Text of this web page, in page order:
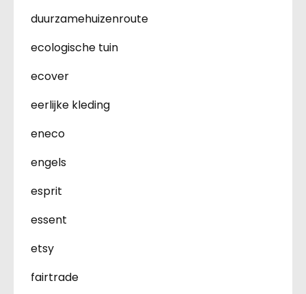
duurzamehuizenroute
ecologische tuin
ecover
eerlijke kleding
eneco
engels
esprit
essent
etsy
fairtrade